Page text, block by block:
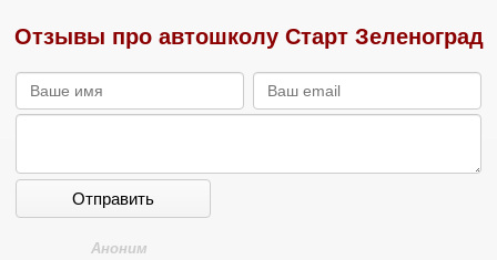
Отзывы про автошколу Старт Зеленоград
Отправить
Аноним